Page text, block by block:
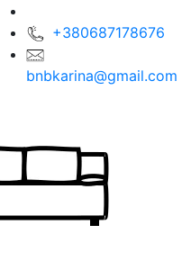
+380687178676
bnbkarina@gmail.com